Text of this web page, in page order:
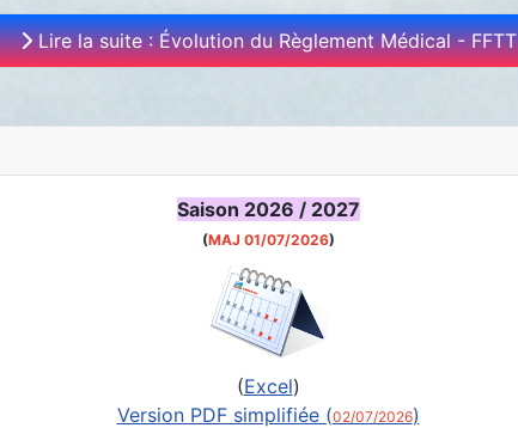
Lire la suite : Évolution du Règlement Médical - FFTT
Saison 2026 / 2027
(MAJ 01/07/2026)
(Excel)
Version PDF simplifiée (02/07/2026)